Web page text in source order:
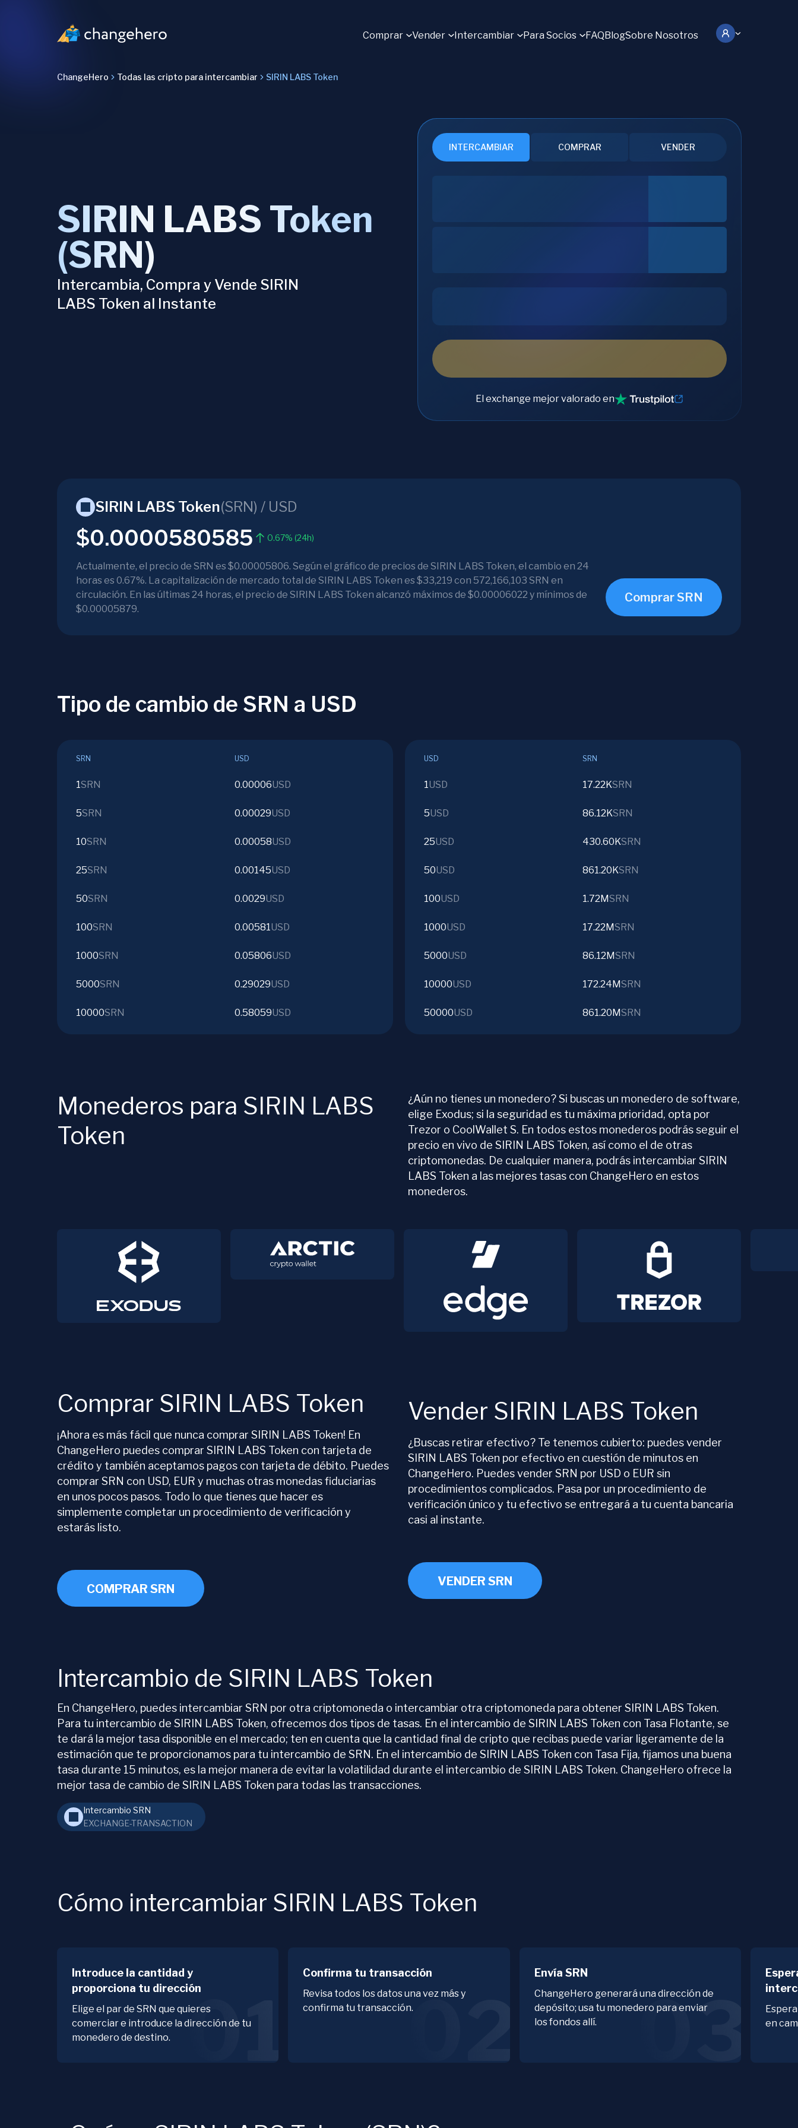
Comprar Vender Intercambiar Para Socios FAQBlogSobre Nosotros
ChangeHero Todas las cripto para intercambiar SIRIN LABS Token
SIRIN LABS Token
(SRN)
Intercambia, Compra y Vende SIRIN
LABS Token al Instante
INTERCAMBIAR COMPRAR VENDER
El exchange mejor valorado en
SIRIN LABS Token(SRN) / USD
$0.0000580585 0.67% (24h)
Actualmente, el precio de SRN es $0.00005806. Según el gráfico de precios de SIRIN LABS Token, el cambio en 24
horas es 0.67%. La capitalización de mercado total de SIRIN LABS Token es $33,219 con 572,166,103 SRN en
circulación. En las últimas 24 horas, el precio de SIRIN LABS Token alcanzó máximos de $0.00006022 y mínimos de
$0.00005879.
Comprar SRN
Tipo de cambio de SRN a USD
SRN USD
1SRN 0.00006USD
5SRN 0.00029USD
10SRN 0.00058USD
25SRN 0.00145USD
50SRN 0.0029USD
100SRN 0.00581USD
1000SRN 0.05806USD
5000SRN 0.29029USD
10000SRN 0.58059USD
USD SRN
1USD 17.22KSRN
5USD 86.12KSRN
25USD 430.60KSRN
50USD 861.20KSRN
100USD 1.72MSRN
1000USD 17.22MSRN
5000USD 86.12MSRN
10000USD 172.24MSRN
50000USD 861.20MSRN
Monederos para SIRIN LABS
Token
¿Aún no tienes un monedero? Si buscas un monedero de software,
elige Exodus; si la seguridad es tu máxima prioridad, opta por
Trezor o CoolWallet S. En todos estos monederos podrás seguir el
precio en vivo de SIRIN LABS Token, así como el de otras
criptomonedas. De cualquier manera, podrás intercambiar SIRIN
LABS Token a las mejores tasas con ChangeHero en estos
monederos.
Comprar SIRIN LABS Token
¡Ahora es más fácil que nunca comprar SIRIN LABS Token! En
ChangeHero puedes comprar SIRIN LABS Token con tarjeta de
crédito y también aceptamos pagos con tarjeta de débito. Puedes
comprar SRN con USD, EUR y muchas otras monedas fiduciarias
en unos pocos pasos. Todo lo que tienes que hacer es
simplemente completar un procedimiento de verificación y
estarás listo.
COMPRAR SRN
Vender SIRIN LABS Token
¿Buscas retirar efectivo? Te tenemos cubierto: puedes vender
SIRIN LABS Token por efectivo en cuestión de minutos en
ChangeHero. Puedes vender SRN por USD o EUR sin
procedimientos complicados. Pasa por un procedimiento de
verificación único y tu efectivo se entregará a tu cuenta bancaria
casi al instante.
VENDER SRN
Intercambio de SIRIN LABS Token
En ChangeHero, puedes intercambiar SRN por otra criptomoneda o intercambiar otra criptomoneda para obtener SIRIN LABS Token.
Para tu intercambio de SIRIN LABS Token, ofrecemos dos tipos de tasas. En el intercambio de SIRIN LABS Token con Tasa Flotante, se
te dará la mejor tasa disponible en el mercado; ten en cuenta que la cantidad final de cripto que recibas puede variar ligeramente de la
estimación que te proporcionamos para tu intercambio de SRN. En el intercambio de SIRIN LABS Token con Tasa Fija, fijamos una buena
tasa durante 15 minutos, es la mejor manera de evitar la volatilidad durante el intercambio de SIRIN LABS Token. ChangeHero ofrece la
mejor tasa de cambio de SIRIN LABS Token para todas las transacciones.
Intercambio SRN
EXCHANGE-TRANSACTION
Cómo intercambiar SIRIN LABS Token
Introduce la cantidad y
proporciona tu dirección
Elige el par de SRN que quieres
comerciar e introduce la dirección de tu
monedero de destino.
01
Confirma tu transacción
Revisa todos los datos una vez más y
confirma tu transacción.02
Envía SRN
ChangeHero generará una dirección de
depósito; usa tu monedero para enviar
los fondos allí.
03
en